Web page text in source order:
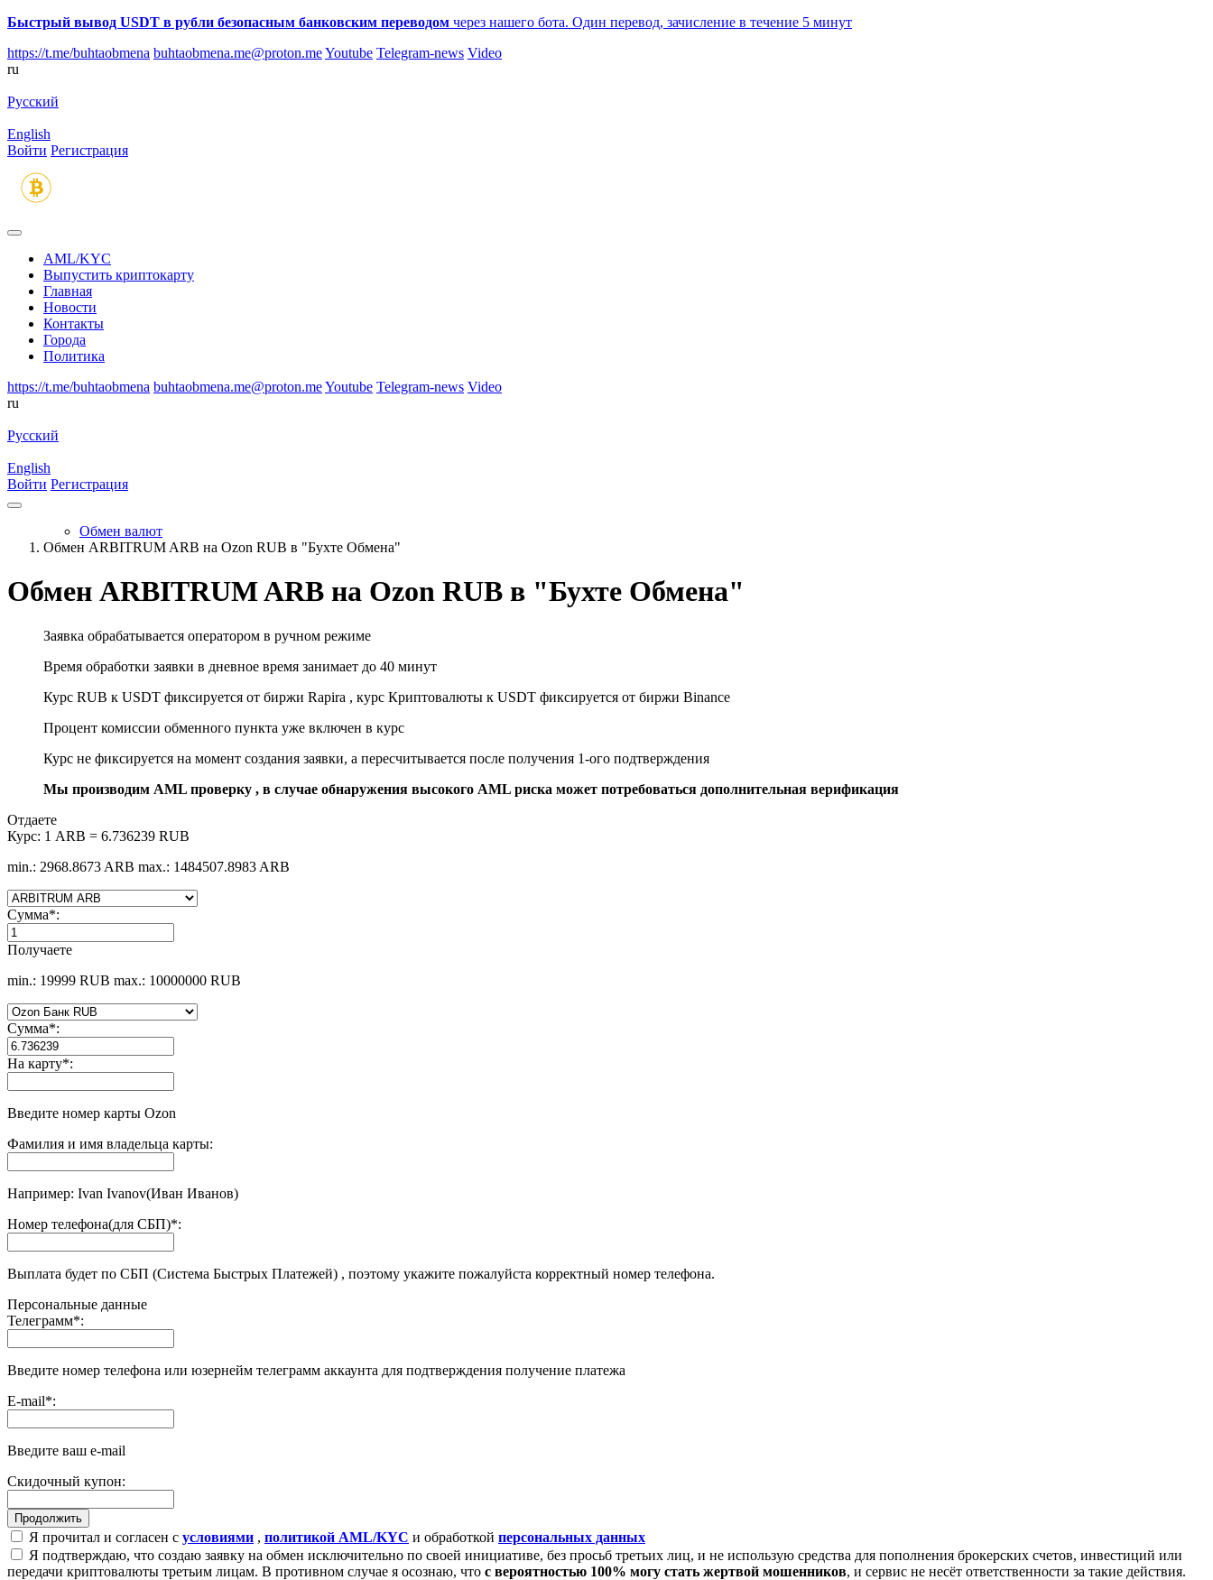
Быстрый вывод USDT в рубли безопасным банковским переводом через нашего бота. Один перевод, зачисление в течение 5 минут
https://t.me/buhtaobmena buhtaobmena.me@proton.meYoutube Telegram-news Video
ru
Русский
English
Войти Регистрация
AML/KYC
Выпустить криптокарту
Главная
Новости
Контакты
Города
Политика
https://t.me/buhtaobmena buhtaobmena.me@proton.meYoutube Telegram-news Video
ru
Русский
English
Войти Регистрация
Обмен валют
Обмен ARBITRUM ARB на Ozon RUB в "Бухте Обмена"
Обмен ARBITRUM ARB на Ozon RUB в "Бухте Обмена"
Заявка обрабатывается оператором в ручном режиме
Время обработки заявки в дневное время занимает до 40 минут
Курс RUB к USDT фиксируется от биржи Rapira , курс Криптовалюты к USDT фиксируется от биржи Binance
Процент комиссии обменного пункта уже включен в курс
Курс не фиксируется на момент создания заявки, а пересчитывается после получения 1-ого подтверждения
Мы производим AML проверку , в случае обнаружения высокого AML риска может потребоваться дополнительная верификация
Отдаете
Курс: 1 ARB = 6.736239 RUB
min.: 2968.8673 ARB max.: 1484507.8983 ARB
Сумма*:
Получаете
min.: 19999 RUB max.: 10000000 RUB
Сумма*:
На карту*:
Введите номер карты Ozon
Фамилия и имя владельца карты:
Например: Ivan Ivanov(Иван Иванов)
Номер телефона(для СБП)*:
Выплата будет по СБП (Система Быстрых Платежей) , поэтому укажите пожалуйста корректный номер телефона.
Персональные данные
Телеграмм*:
Введите номер телефона или юзернейм телеграмм аккаунта для подтверждения получение платежа
E-mail*:
Введите ваш e-mail
Скидочный купон:
Я прочитал и согласен с условиями , политикой AML/KYC и обработкой персональных данных
Я подтверждаю, что создаю заявку на обмен исключительно по своей инициативе, без просьб третьих лиц, и не использую средства для пополнения брокерских счетов, инвестиций или
передачи криптовалюты третьим лицам. В противном случае я осознаю, что с вероятностью 100% могу стать жертвой мошенников, и сервис не несёт ответственности за такие действия.